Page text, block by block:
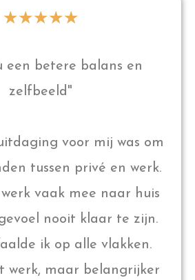
★★★★★
een betere balans en
zelfbeeld"
voor mij was om
tussen privé en werk.
vaak mee naar huis
nooit klaar te zijn.
ik op alle vlakken.
werk, maar belangrijker